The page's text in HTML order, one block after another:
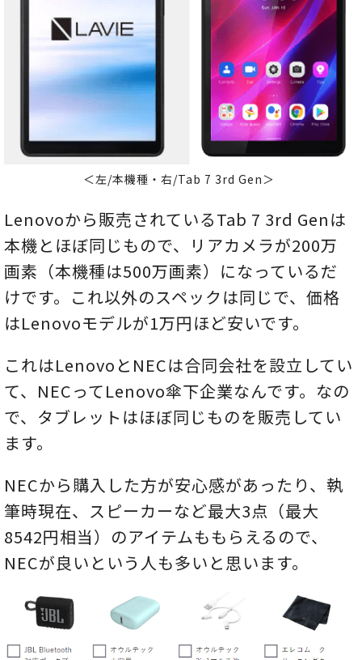
＜左/本機種・右/Tab 7 3rd Gen＞
Lenovoから販売されているTab 7 3rd Genは
本機とほぼ同じもので、リアカメラが200万
画素（本機種は500万画素）になっているだ
けです。これ以外のスペックは同じで、価格
はLenovoモデルが1万円ほど安いです。
これはLenovoとNECは合同会社を設立してい
て、NECってLenovo傘下企業なんです。なの
で、タブレットはほぼ同じものを販売してい
ます。
NECから購入した方が安心感があったり、執
筆時現在、スピーカーなど最大3点（最大
8542円相当）のアイテムももらえるので、
NECが良いという人も多いと思います。